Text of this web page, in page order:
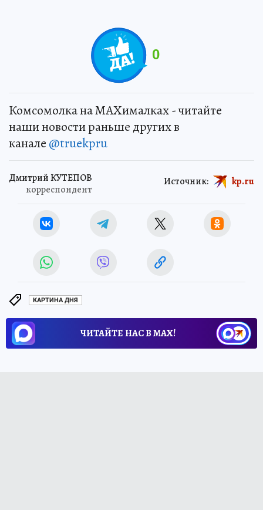
0
Комсомолка на MAXималках - читайте
наши новости раньше других в
канале @truekpru
Дмитрий КУТЕПОВ
корреспондент
Источник: kp.ru
КАРТИНА ДНЯ
ЧИТАЙТЕ НАС В МАХ!